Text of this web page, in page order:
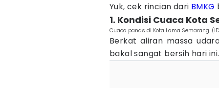
Yuk, cek rincian dari BMKG
1. Kondisi Cuaca Kota
Cuaca panas di Kota Lama Semarang.
Berkat aliran massa
bakal sangat bersih hari